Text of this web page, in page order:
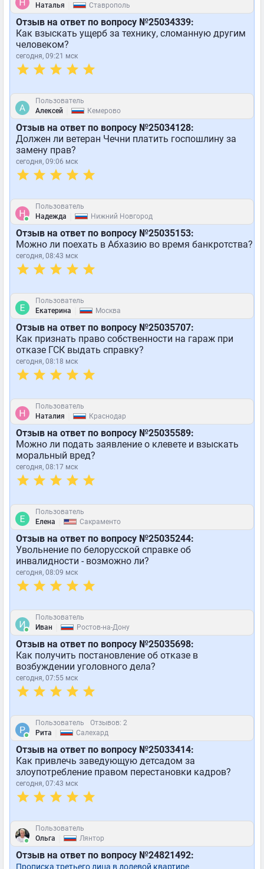
Наталья
Ставрополь
Отзыв на ответ по вопросу №25034339:
Как взыскать ущерб за технику, сломанную другим
человеком?
сегодня, 09:21 мск
Пользователь
Алексей
Кемерово
Отзыв на ответ по вопросу №25034128:
Должен ли ветеран Чечни платить госпошлину за
замену прав?
сегодня, 09:06 мск
Пользователь
Надежда
Нижний Новгород
Отзыв на ответ по вопросу №25035153:
Можно ли поехать в Абхазию во время банкротства?
сегодня, 08:43 мск
Пользователь
Екатерина
Москва
Отзыв на ответ по вопросу №25035707:
Как признать право собственности на гараж при
отказе ГСК выдать справку?
сегодня, 08:18 мск
Пользователь
Наталия
Краснодар
Отзыв на ответ по вопросу №25035589:
Можно ли подать заявление о клевете и взыскать
моральный вред?
сегодня, 08:17 мск
Пользователь
Елена
Сакраменто
Отзыв на ответ по вопросу №25035244:
Увольнение по белорусской справке об
инвалидности - возможно ли?
сегодня, 08:09 мск
Пользователь
Иван
Ростов-на-Дону
Отзыв на ответ по вопросу №25035698:
Как получить постановление об отказе в
возбуждении уголовного дела?
сегодня, 07:55 мск
Пользователь
Отзывов: 2
Рита
Салехард
Отзыв на ответ по вопросу №25033414:
Как привлечь заведующую детсадом за
злоупотребление правом перестановки кадров?
сегодня, 07:43 мск
Пользователь
Ольга
Лянтор
Отзыв на ответ по вопросу №24821492:
Прописка третьего лица в долевой квартире